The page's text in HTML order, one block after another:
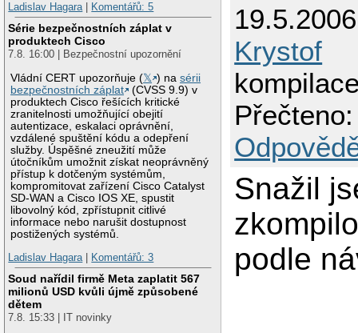
Ladislav Hagara| Komentářů: 5
Série bezpečnostních záplat v
produktech Cisco
7.8. 16:00 | Bezpečnostní upozornění
Vládní CERT upozorňuje (𝕏 ) nasérii
bezpečnostních záplat
(CVSS 9.9) v
produktech Cisco řešících kritické
zranitelnosti umožňující obejití
autentizace, eskalaci oprávnění,
vzdálené spuštění kódu a odepření
služby. Úspěšné zneužití může
útočníkům umožnit získat neoprávněný
přístup k dotčeným systémům,
kompromitovat zařízení Cisco Catalyst
SD-WAN a Cisco IOS XE, spustit
libovolný kód, zpřístupnit citlivé
informace nebo narušit dostupnost
postižených systémů.
Ladislav Hagara| Komentářů: 3
Soud nařídil firmě Meta zaplatit 567
milionů USD kvůli újmě způsobené
dětem
7.8. 15:33 | IT novinky
Krystof
Snažil
podle